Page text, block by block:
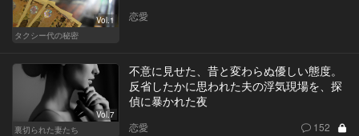
Vol.1
タクシー代の秘密
恋愛
Vol.7
裏切られた妻たち
不意に見せた、昔と変わらぬ優しい態度。
反省したかに思われた夫の浮気現場を、探
偵に暴かれた夜
恋愛 152